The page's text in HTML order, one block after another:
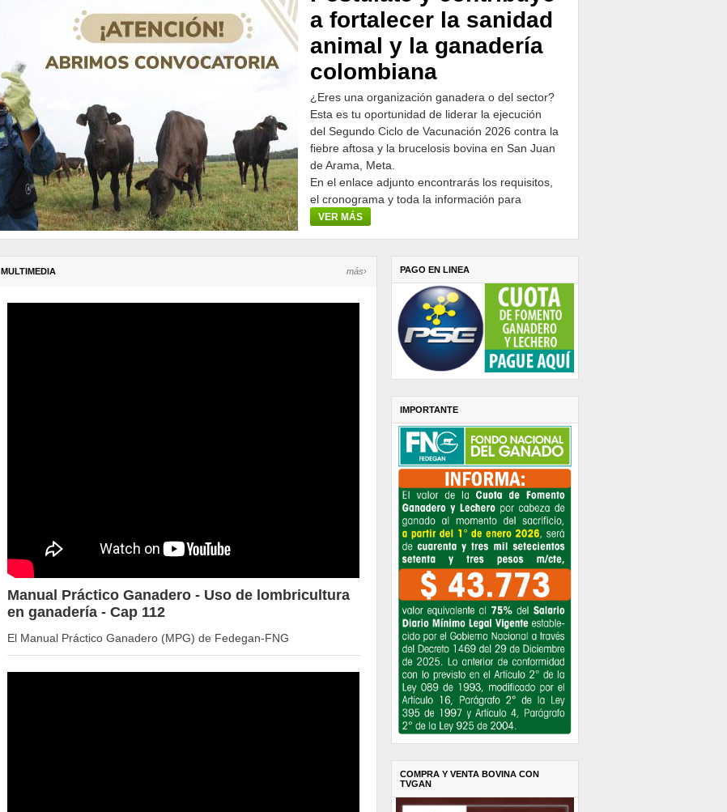
a fortalecer la sanidad
animal y la ganadería
colombiana
¿Eres una organización ganadera o del sector?
Esta es tu oportunidad de liderar la ejecución
del Segundo Ciclo de Vacunación 2026 contra la
fiebre aftosa y la brucelosis bovina en San Juan
de Arama, Meta.
En el enlace adjunto encontrarás los requisitos,
el cronograma y toda la información para
participar.
VER MÁS
MULTIMEDIA más›
Manual Práctico Ganadero - Uso de lombricultura
en ganadería - Cap 112
El Manual Práctico Ganadero (MPG) de Fedegan-FNG
PAGO EN LINEA
IMPORTANTE
COMPRA Y VENTA BOVINA CON
TVGAN